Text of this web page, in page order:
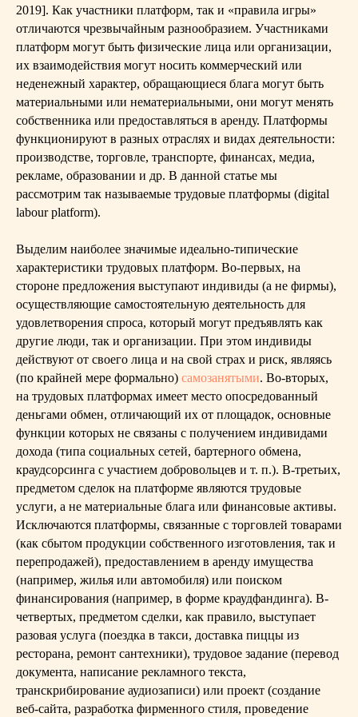
2019]. Как участники платформ, так и «правила игры»
отличаются чрезвычайным разнообразием. Участниками
платформ могут быть физические лица или организации,
их взаимодействия могут носить коммерческий или
неденежный характер, обращающиеся блага могут быть
материальными или нематериальными, они могут менять
собственника или предоставляться в аренду. Платформы
функционируют в разных отраслях и видах деятельности:
производстве, торговле, транспорте, финансах, медиа,
рекламе, образовании и др. В данной статье мы
рассмотрим так называемые трудовые платформы (digital
labour platform).
Выделим наиболее значимые идеально-типические
характеристики трудовых платформ. Во-первых, на
стороне предложения выступают индивиды (а не фирмы),
осуществляющие самостоятельную деятельность для
удовлетворения спроса, который могут предъявлять как
другие люди, так и организации. При этом индивиды
действуют от своего лица и на свой страх и риск, являясь
(по крайней мере формально) самозанятыми. Во-вторых,
на трудовых платформах имеет место опосредованный
деньгами обмен, отличающий их от площадок, основные
функции которых не связаны с получением индивидами
дохода (типа социальных сетей, бартерного обмена,
краудсорсинга с участием добровольцев и т. п.). В-третьих,
предметом сделок на платформе являются трудовые
услуги, а не материальные блага или финансовые активы.
Исключаются платформы, связанные с торговлей товарами
(как сбытом продукции собственного изготовления, так и
перепродажей), предоставлением в аренду имущества
(например, жилья или автомобиля) или поиском
финансирования (например, в форме краудфандинга). В-
четвертых, предметом сделки, как правило, выступает
разовая услуга (поездка в такси, доставка пиццы из
ресторана, ремонт сантехники), трудовое задание (перевод
документа, написание рекламного текста,
транскрибирование аудиозаписи) или проект (создание
веб-сайта, разработка фирменного стиля, проведение